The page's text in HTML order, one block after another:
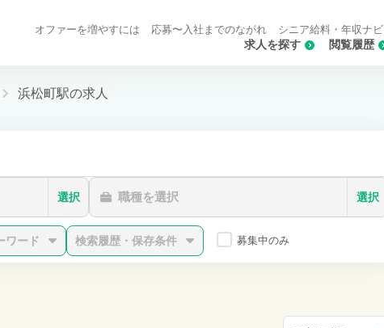
求人を探す 閲覧履歴
オファーを増やすには 応募〜入社までのながれ シニア給料・年収ナビ
浜松町駅の求人
選択 職種を選択 選択
ワード 検索履歴・保存条件 募集中のみ